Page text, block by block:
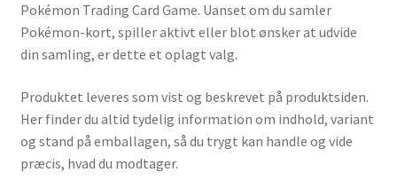
Pokémon Trading Card Game. Uanset om du samler
Pokémon-kort, spiller aktivt eller blot ønsker at udvide
din samling, er dette et oplagt valg.
Produktet leveres som vist og beskrevet på produktsiden.
Her finder du altid tydelig information om indhold, variant
og stand på emballagen, så du trygt kan handle og vide
præcis, hvad du modtager.